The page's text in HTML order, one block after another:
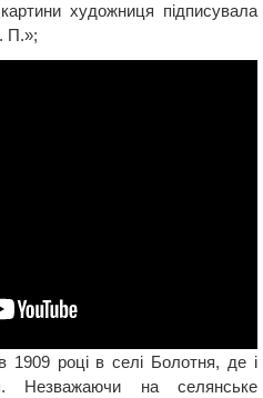
художниця підписувала
П.»;
1909 році в селі Болотня, де і
Незважаючи на селянське